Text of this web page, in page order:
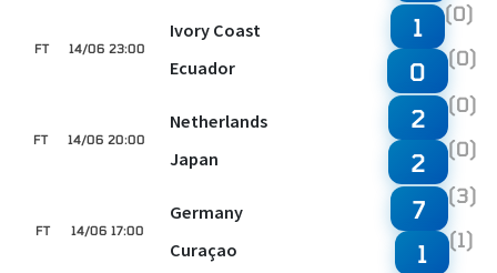
14/06 23:00
FT
Ivory Coast
Ecuador
1 (0)
0 (0)
14/06 20:00
FT
Netherlands
Japan
2 (0)
2 (0)
14/06 17:00
FT
Germany
Curaçao
7 (3)
1 (1)